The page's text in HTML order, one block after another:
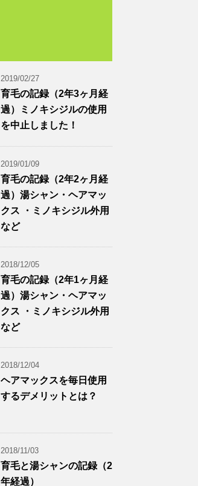
2019/02/27
育毛の記録（2年3ヶ月経
過）ミノキシジルの使用
を中止しました！
2019/01/09
育毛の記録（2年2ヶ月経
過）湯シャン・ヘアマッ
クス ・ミノキシジル外用
など
2018/12/05
育毛の記録（2年1ヶ月経
過）湯シャン・ヘアマッ
クス ・ミノキシジル外用
など
2018/12/04
ヘアマックスを毎日使用
するデメリットとは？
2018/11/03
育毛と湯シャンの記録（2
年経過）